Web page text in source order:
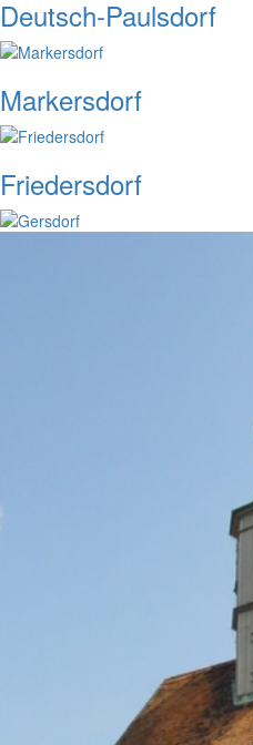
Deutsch-Paulsdorf
Markersdorf
Friedersdorf